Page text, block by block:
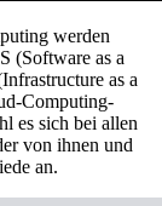
werden
(Software as a
as a
Computing-
es sich bei allen
von ihnen und
an.